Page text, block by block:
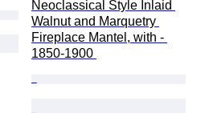
Neoclassical Style Inlaid
Walnut and Marquetry
Fireplace Mantel, with -
1850-1900